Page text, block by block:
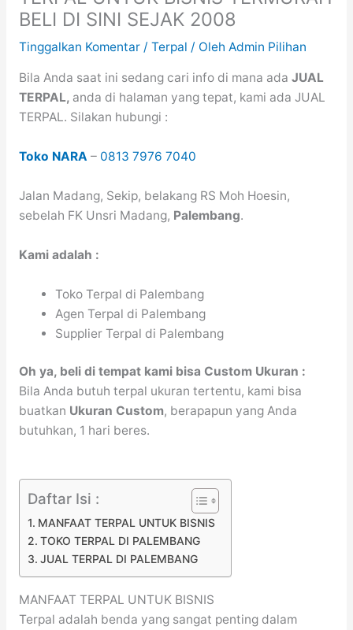
BELI DI SINI SEJAK 2008
Tinggalkan Komentar / Terpal / Oleh Admin Pilihan
Bila Anda saat ini sedang cari info di mana ada JUAL
TERPAL, anda di halaman yang tepat, kami ada JUAL
TERPAL. Silakan hubungi :
Toko NARA – 0813 7976 7040
Jalan Madang, Sekip, belakang RS Moh Hoesin,
sebelah FK Unsri Madang, Palembang.
Kami adalah :
Toko Terpal di Palembang
Agen Terpal di Palembang
Supplier Terpal di Palembang
Oh ya, beli di tempat kami bisa Custom Ukuran :
Bila Anda butuh terpal ukuran tertentu, kami bisa
buatkan Ukuran Custom, berapapun yang Anda
butuhkan, 1 hari beres.
Daftar Isi :
MANFAAT TERPAL UNTUK BISNIS
TOKO TERPAL DI PALEMBANG
JUAL TERPAL DI PALEMBANG
MANFAAT TERPAL UNTUK BISNIS
Terpal adalah benda yang sangat penting dalam